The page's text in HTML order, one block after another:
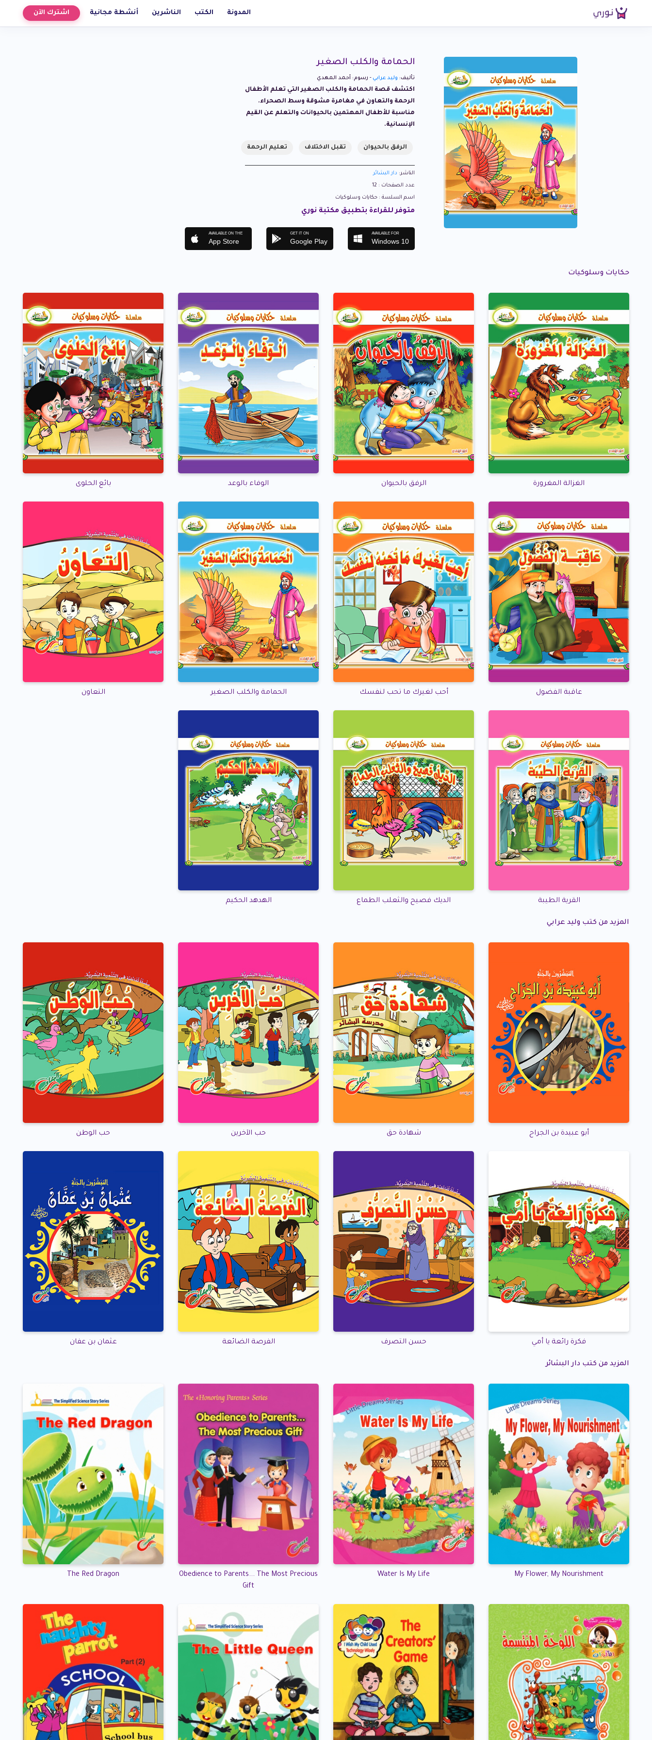
المدونة الكتب الناشرين أنشطة مجانية اشترك الآن
الحمامة والكلب الصغير
تأليف: وليد عرابي - رسوم: أحمد المهدي
اكتشف قصة الحمامة والكلب الصغير التي تعلم الأطفال
الرحمة والتعاون في مغامرة مشوقة وسط الصحراء.
مناسبة للأطفال المهتمين بالحيوانات والتعلم عن القيم
الإنسانية.
الرفق بالحيوان تقبل الاختلاف تعليم الرحمة
الناشر: دار البشائر
عدد الصفحات : 12
اسم السلسة : حكايات وسلوكيات
متوفر للقراءة بتطبيق مكتبة نوري
AVAILABLE ON THE
App Store
GET IT ON
Google Play
AVAILABLE FOR
Windows 10
حكايات وسلوكيات
الغزالة المغرورة الرفق بالحيوان الوفاء بالوعد بائع الحلوى
عاقبة الفضول أحب لغيرك ما تحب لنفسك الحمامة والكلب الصغير التعاون
القرية الطيبة الديك فصيح والثعلب الطماع الهدهد الحكيم
المزيد من كتب وليد عرابي
أبو عبيدة بن الجراح شهادة حق حب الآخرين حب الوطن
فكرة رائعة يا أمي حسن التصرف الفرصة الضائعة عثمان بن عفان
المزيد من كتب دار البشائر
My Flower, My Nourishment
Water Is My Life
Obedience to Parents... The Most Precious
Gift
The Red Dragon